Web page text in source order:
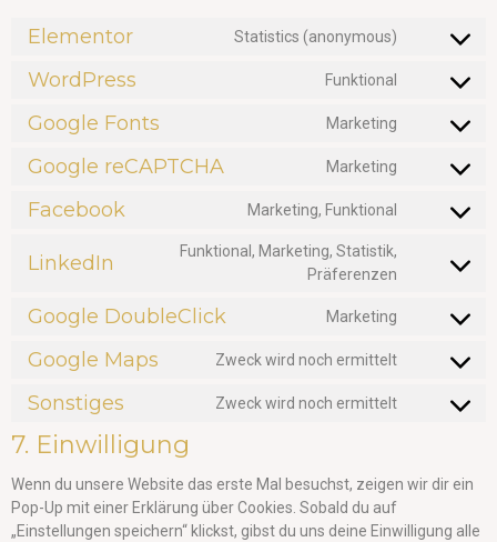
Elementor Statistics (anonymous)
WordPress Funktional
Google Fonts Marketing
Google reCAPTCHA Marketing
Facebook Marketing, Funktional
LinkedIn
Funktional, Marketing, Statistik,
Präferenzen
Google DoubleClick Marketing
Google Maps Zweck wird noch ermittelt
Sonstiges Zweck wird noch ermittelt
7. Einwilligung
Wenn du unsere Website das erste Mal besuchst, zeigen wir dir ein
Pop-Up mit einer Erklärung über Cookies. Sobald du auf
„Einstellungen speichern“ klickst, gibst du uns deine Einwilligung alle